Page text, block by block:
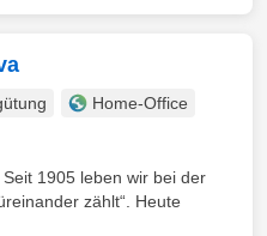
Home-Office
1905 leben wir bei der
zählt“. Heute